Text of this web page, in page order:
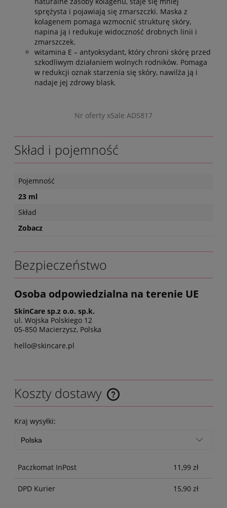
sprężysta i pojawiają się zmarszczki. Maska z
kolagenem pomaga wzmocnić strukturę skóry,
napina ją i redukuje widoczność drobnych linii i
zmarszczek.
witamina E – antyoksydant, który chroni skórę przed
szkodliwym działaniem wolnych rodników. Pomaga
w redukcji oznak starzenia się skóry, nawilża ją i
nadaje jej zdrowy blask.
Nr oferty xSale ADS817
Skład i pojemność
Pojemność
23 ml
Skład
Zobacz
Bezpieczeństwo
Osoba odpowiedzialna na terenie UE
SkinCare sp.z o.o. sp.k.
ul. Wojska Polskiego 12
05-850 Macierzysz, Polska
hello@skincare.pl
Koszty dostawy
Kraj wysyłki:
Paczkomat InPost 11,99 zł
DPD Kurier 15,90 zł